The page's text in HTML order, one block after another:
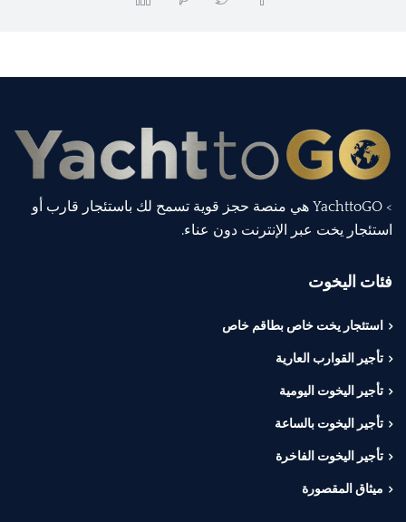
> YachttoGO هي منصة حجز قوية تسمح لك باستئجار قارب أو
استئجار يخت عبر الإنترنت دون عناء.
فئات اليخوت
استئجار يخت خاص بطاقم خاص
تأجير القوارب العارية
تأجير اليخوت اليومية
تأجير اليخوت بالساعة
تأجير اليخوت الفاخرة
ميثاق المقصورة